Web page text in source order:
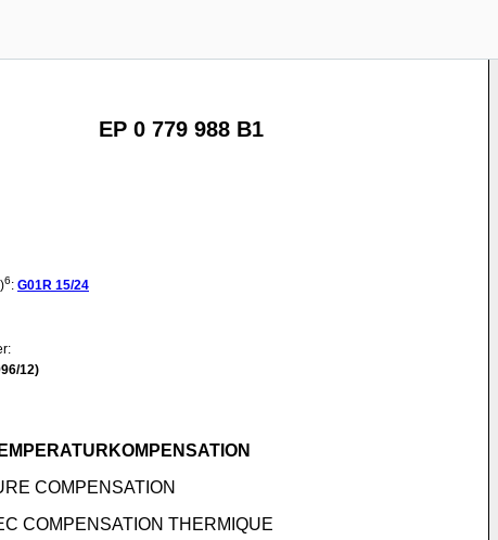
EP 0 779 988 B1
6: G01R 15/24
12)
COMPENSATION
COMPENSATION THERMIQUE